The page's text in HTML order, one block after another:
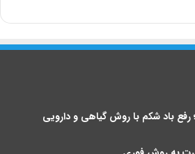
باد شکم با روش گیاهی و دارویی